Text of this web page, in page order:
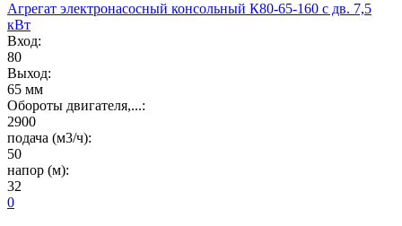
Агрегат электронасосный консольный К80-65-160 с дв. 7,5
кВт
Вход:
80
Выход:
65 мм
Обороты двигателя,...:
2900
подача (м3/ч):
50
напор (м):
32
0